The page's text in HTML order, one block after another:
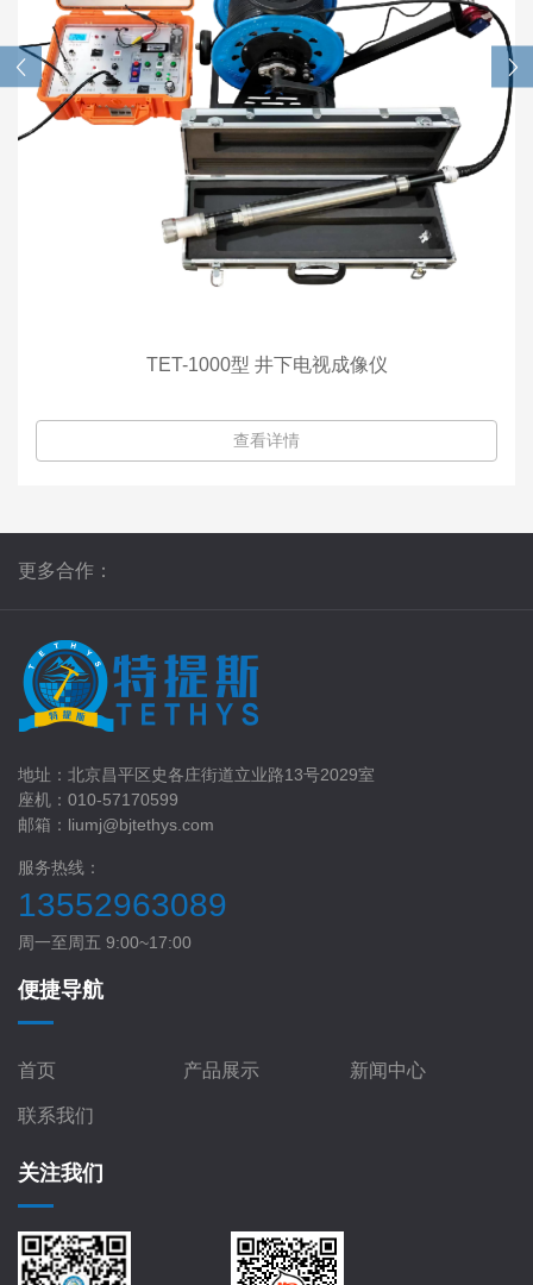
TET-1000型 井下电视成像仪
查看详情
更多合作：
地址：北京昌平区史各庄街道立业路13号2029室
座机：010-57170599
邮箱：liumj@bjtethys.com
服务热线：
13552963089
周一至周五 9:00~17:00
便捷导航
首页 产品展示 新闻中心
联系我们
关注我们